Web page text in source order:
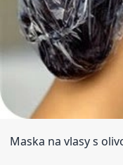
Maska na vlasy s